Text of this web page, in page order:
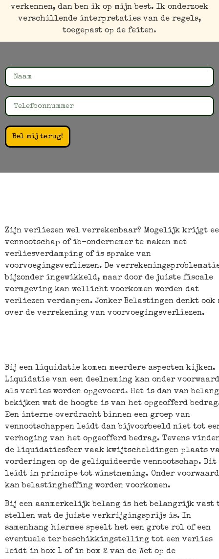
verkennen, dan ben ik op mijn best. Ik onderzoek
verschillende interpretaties van de regels,
toegepast op de feiten.
Bel mij terug!
Zijn verliezen wel verrekenbaar? Mogelijk krijgt
vennootschap of ib-ondernemer te maken met
verliesverdamping of is sprake van
voorvoegingsverliezen. De
bijzonder ingewikkeld, maar door de juiste fiscale
vormgeving kan wellicht voorkomen worden dat
verliezen verdampen. Jonker Belastingen denkt ook
over de verrekening van voorvoegingsverliezen.
Bij een liquidatie komen meerdere aspecten kijken.
Liquidatie van een deelneming kan onder
als verlies worden opgevoerd. Het is dan van
bekijken wat de hoogte is van het opgeofferd
Een interne overdracht binnen een groep van
vennootschappen leidt dan bijvoorbeeld niet tot
verhoging van het opgeofferd bedrag. Tevens
de liquidatiesfeer vaak kwijtscheldingen plaats
vorderingen op de geliquideerde vennootschap. Dit
leidt in principe tot winstneming. Onder
kan belastingheffing worden voorkomen.
Bij een aanmerkelijk belang is het belangrijk vast
stellen wat de juiste verkrijgingsprijs is. In
samenhang hiermee speelt het een grote rol of een
eventuele ter beschikkingstelling tot een verlies
leidt in box 1 of in box 2 van de Wet op de